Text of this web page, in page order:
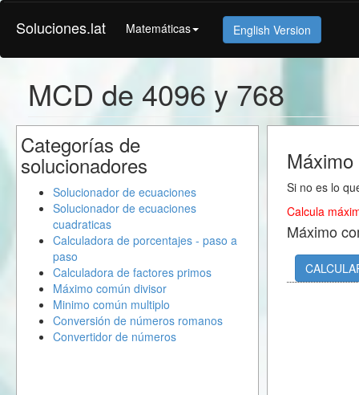
Soluciones.lat Matemáticas English Version
MCD de 4096 y 768
Si no es lo
Calcula
Máximo
Categorías de
solucionadores
Solucionador de ecuaciones
Solucionador de ecuaciones
cuadraticas
Calculadora de porcentajes - paso a
paso
Calculadora de factores primos
Máximo común divisor
Minimo común multiplo
Conversión de números romanos
Convertidor de números